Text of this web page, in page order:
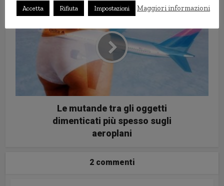
Le mutande tra gli oggetti
dimenticati più spesso sugli
aeroplani
2 commenti
Accetta Rifiuta Impostazioni Maggiori informazioni